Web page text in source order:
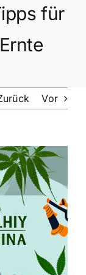
für
Vor